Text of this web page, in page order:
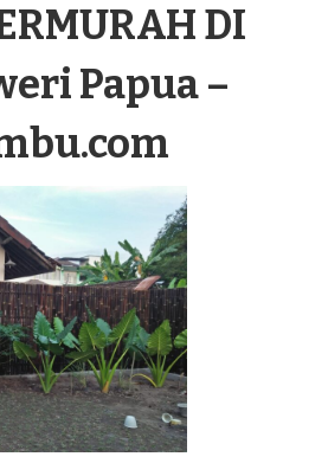
SORENDIWERI
PAPUA
DI
Papua –